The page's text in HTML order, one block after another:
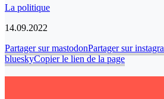
La politique
14.09.2022
Partager sur mastodonPartager sur
blueskyCopier le lien de la page